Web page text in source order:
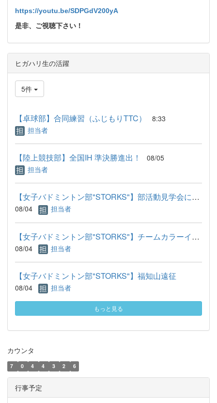
https://youtu.be/SDPGdV200yA
是非、ご視聴下さい！
ヒガハリ生の活躍
5件
【卓球部】合同練習（ふじもりTTC）
8:33
担当者
【陸上競技部】全国IH 準決勝進出！
08/05
担当者
【女子バドミントン部"STORKS"】部活動見学会について
08/04 担当者
【女子バドミントン部"STORKS"】チームカラーインク
08/04 担当者
【女子バドミントン部"STORKS"】福知山遠征
08/04 担当者
もっと見る
カウンタ
7 0 4 4 3 2 6
行事予定